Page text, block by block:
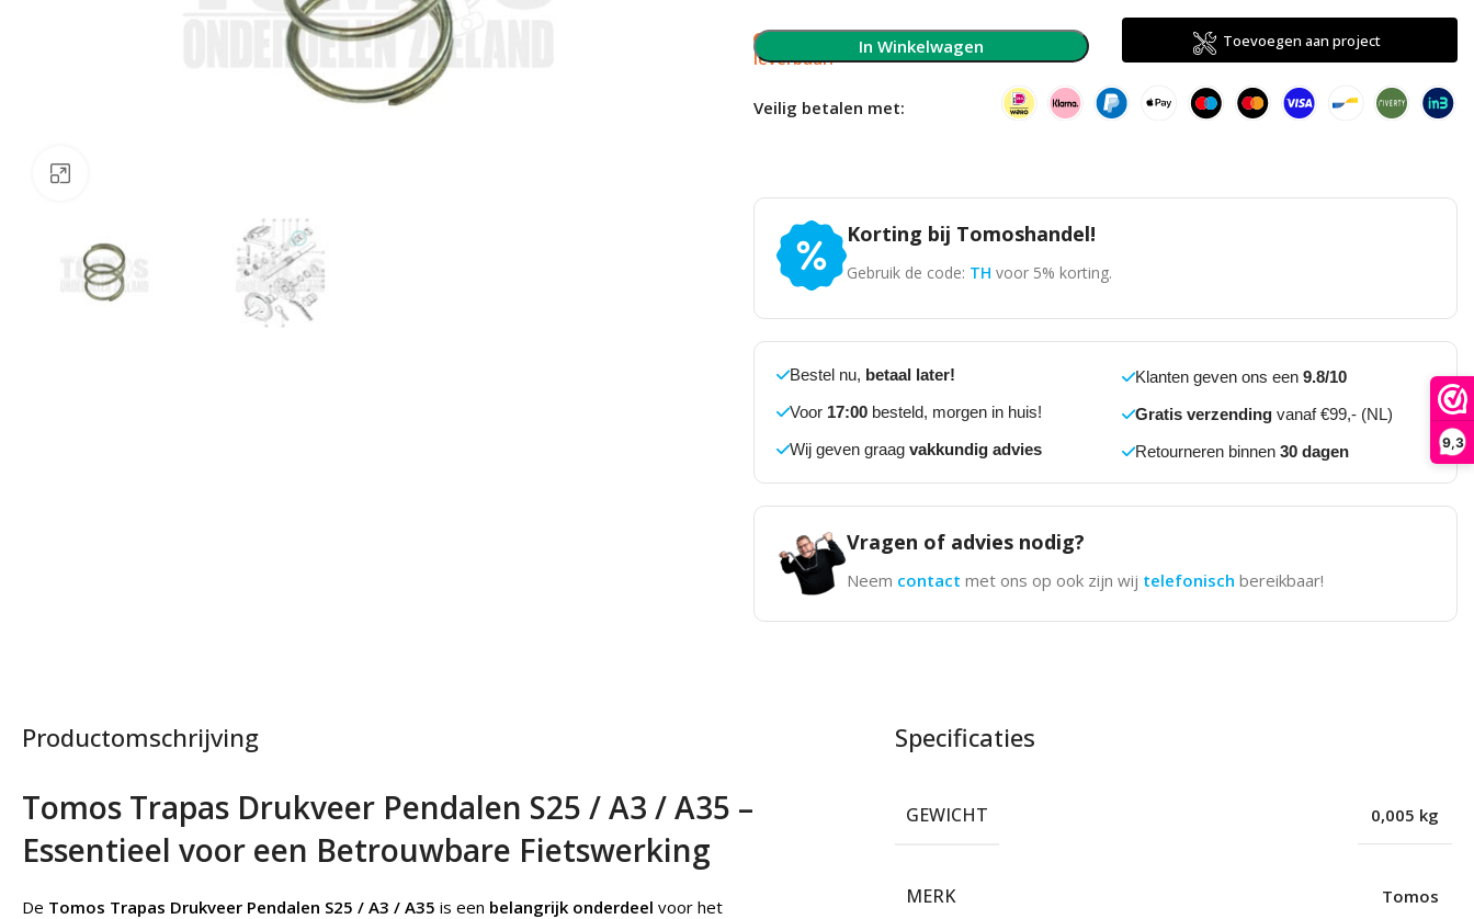
9,3
Slechts 1 op voorraad, direct
leverbaar!
In Winkelwagen Toevoegen aan project
Veilig betalen met:
Korting bij Tomoshandel!
Gebruik de code: TH voor 5% korting.
Bestel nu, betaal later!
Voor 17:00besteld, morgen in huis!
Wij geven graag vakkundig advies
Klanten geven ons een 9.8/10
Gratis verzendingvanaf €99,- (NL)
Retourneren binnen 30 dagen
Vragen of advies nodig?
Neem contact met ons op ook zijn wij telefonisch bereikbaar!
Productomschrijving
Tomos Trapas Drukveer Pendalen S25 / A3 / A35 –
Essentieel voor een Betrouwbare Fietswerking
De Tomos Trapas Drukveer Pendalen S25 / A3 / A35 is een belangrijk onderdeel voor het
Specificaties
GEWICHT 0,005 kg
MERK Tomos